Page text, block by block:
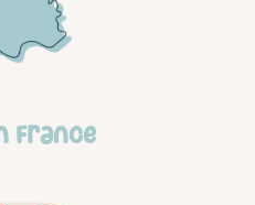
france